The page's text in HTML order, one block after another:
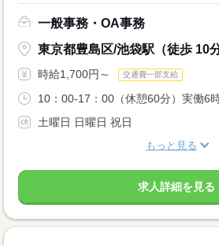
一般事務・OA事務
東京都豊島区/池袋駅（徒歩 10分
時給1,700円～ 交通費一部支給
10：00-17：00（休憩60分）実働6
土曜日 日曜日 祝日
もっと見る
求人詳細を見る